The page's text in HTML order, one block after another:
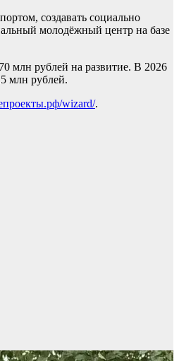
создавать социально
молодёжный центр на базе
млн рублей на развитие. В 2026
млн рублей.
wizard/.